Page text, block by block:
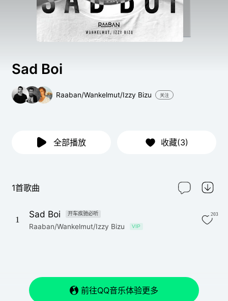
Sad Boi
Raaban/Wankelmut/Izzy Bizu 关注
全部播放 收藏(3)
1首歌曲
1
Sad Boi 开车疾驰必听
Raaban/Wankelmut/Izzy Bizu VIP
203
前往QQ音乐体验更多